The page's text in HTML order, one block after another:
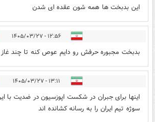
این بدبخت ها همه شون عقده ای شدن
۱۲:۵۶ - ۱۴۰۵/۰۳/۲۷
بدبخت مجبوره حرفش رو دایم عوص کنه تا چند
۱۳:۱۱ - ۱۴۰۵/۰۳/۲۷
اینها برای جبران در شکست اپوزسیون در ضدیت با
سوژه تیم ایران را به رسانه کشانده اند